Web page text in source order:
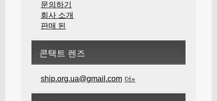
문의하기
회사 소개
판매 된
콘택트 렌즈
ship.org.ua@gmail.com 더»